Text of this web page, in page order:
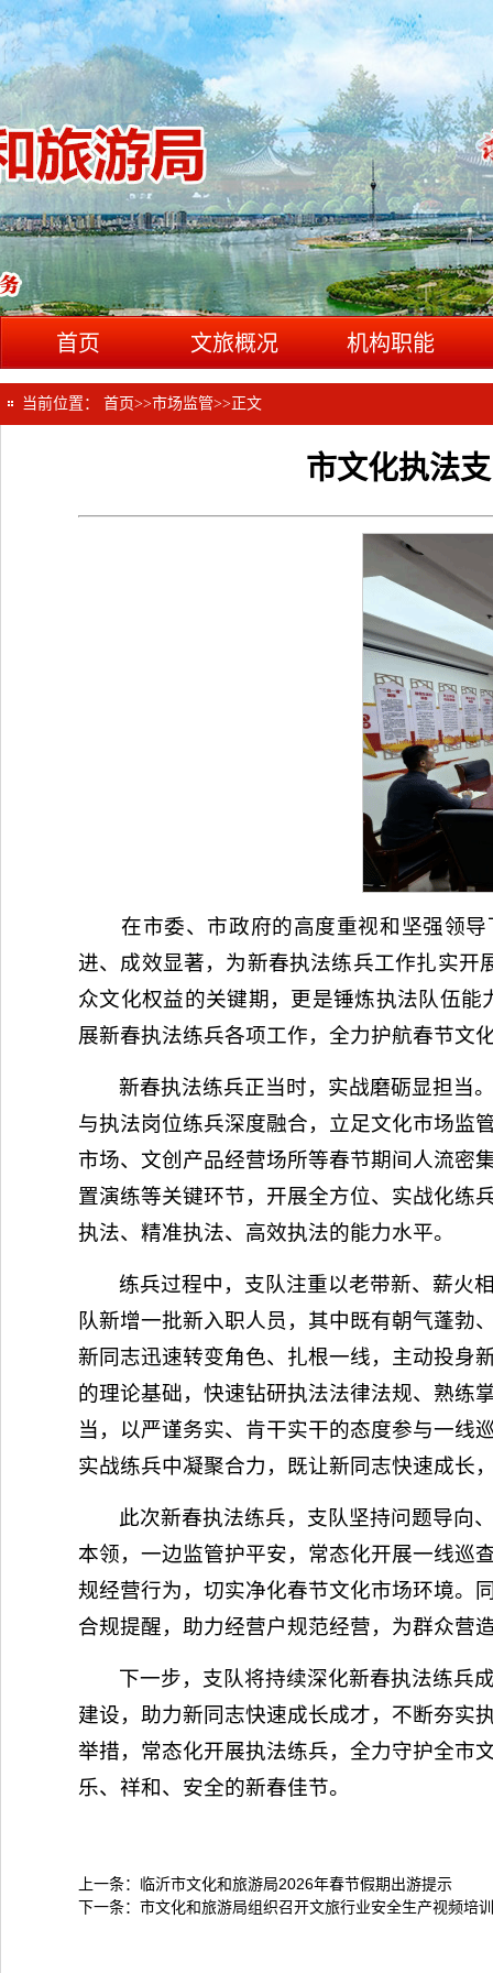
首页 文旅概况 机构职能
当前位置： 首页>>市场监管>> 正文
市文化执法
在市委、市政府的高度重视和坚强领导
进、成效显著，为新春执法练兵工作扎实
众文化权益的关键期，更是锤炼执法队伍
展新春执法练兵各项工作，全力护航春节文
新春执法练兵正当时，实战磨砺显担当
与执法岗位练兵深度融合，立足文化市场监
市场、文创产品经营场所等春节期间人流密
置演练等关键环节，开展全方位、实战化练
执法、精准执法、高效执法的能力水平。
练兵过程中，支队注重以老带新、薪火
队新增一批新入职人员，其中既有朝气蓬勃
新同志迅速转变角色、扎根一线，主动投身
的理论基础，快速钻研执法法律法规、熟练
当，以严谨务实、肯干实干的态度参与一线
实战练兵中凝聚合力，既让新同志快速成长
此次新春执法练兵，支队坚持问题导向
本领，一边监管护平安，常态化开展一线巡
规经营行为，切实净化春节文化市场环境。
合规提醒，助力经营户规范经营，为群众营
下一步，支队将持续深化新春执法练兵
建设，助力新同志快速成长成才，不断夯实
举措，常态化开展执法练兵，全力守护全市
乐、祥和、安全的新春佳节。
上一条： 临沂市文化和旅游局2026年春节假期出游提示
下一条： 市文化和旅游局组织召开文旅行业安全生产视频培